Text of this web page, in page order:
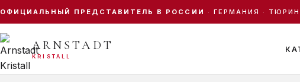
ОФИЦИАЛЬНЫЙ ПРЕДСТАВИТЕЛЬ В РОССИИ · ГЕРМАНИЯ ·
ARNSTADT
KRISTALL